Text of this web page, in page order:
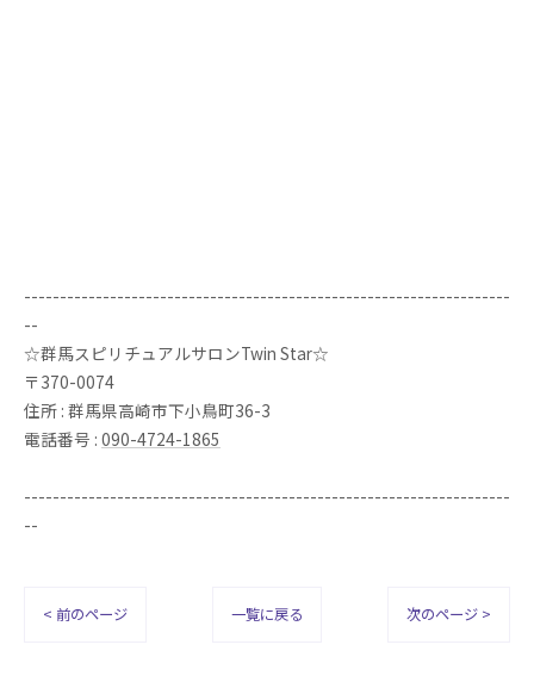
--------------------------------------------------------------------
--
☆群馬スピリチュアルサロンTwin Star☆
〒370-0074
住所 : 群馬県高崎市下小鳥町36-3
電話番号 : 090-4724-1865
--------------------------------------------------------------------
--
< 前のページ 一覧に戻る 次のページ >